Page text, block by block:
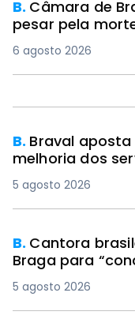
B. Câmara de
pesar pela
6 agosto 2026
B. Braval
melhoria dos
5 agosto 2026
B. Cantora
Braga para
5 agosto 2026